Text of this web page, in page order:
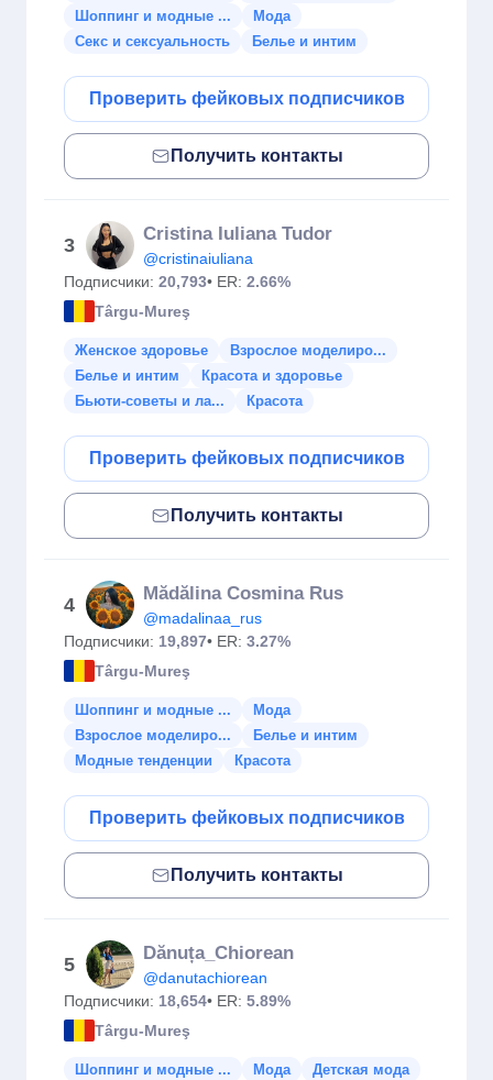
Шоппинг и модные ...
Мода
Секс и сексуальность
Белье и интим
Проверить фейковых подписчиков
Получить контакты
3
Cristina Iuliana Tudor
@cristinaiuliana
Подписчики: 20,793• ER: 2.66%
Târgu-Mureş
Женское здоровье
Взрослое моделиро...
Белье и интим
Красота и здоровье
Бьюти-советы и ла...
Красота
Проверить фейковых подписчиков
Получить контакты
4
Mădălina Cosmina Rus
@madalinaa_rus
Подписчики: 19,897• ER: 3.27%
Târgu-Mureş
Шоппинг и модные ...
Мода
Взрослое моделиро...
Белье и интим
Модные тенденции
Красота
Проверить фейковых подписчиков
Получить контакты
5
Dănuța_Chiorean
@danutachiorean
Подписчики: 18,654• ER: 5.89%
Târgu-Mureş
Шоппинг и модные ... Мода
Детская мода